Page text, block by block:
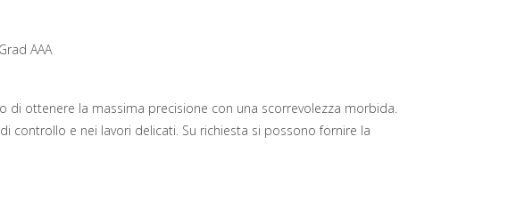
AAA
di ottenere la massima precisione con una scorrevolezza morbida.
controllo e nei lavori delicati. Su richiesta si possono fornire la